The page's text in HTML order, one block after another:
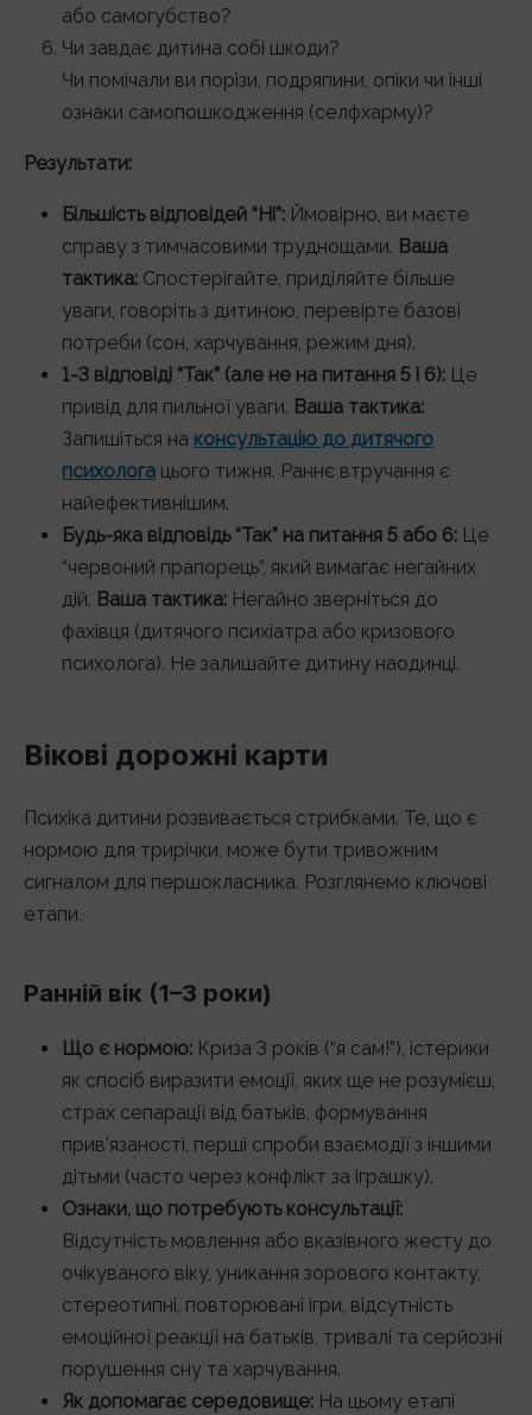
або самогубство?
Чи завдає дитина собі шкоди?
Чи помічали ви порізи, подряпини, опіки чи інші
ознаки самопошкодження (селфхарму)?
Результати:
Більшість відповідей “Ні”: Ймовірно, ви маєте
справу з тимчасовими труднощами. Ваша
тактика: Спостерігайте, приділяйте більше
уваги, говоріть з дитиною, перевірте базові
потреби (сон, харчування, режим дня).
1-3 відповіді “Так” (але не на питання 5 і 6): Це
привід для пильної уваги. Ваша тактика:
Запишіться на консультацію до дитячого
психолога цього тижня. Раннє втручання є
найефективнішим.
Будь-яка відповідь “Так” на питання 5 або 6: Це
“червоний прапорець”, який вимагає негайних
дій. Ваша тактика: Негайно зверніться до
фахівця (дитячого психіатра або кризового
психолога). Не залишайте дитину наодинці.
Вікові дорожні карти
Психіка дитини розвивається стрибками. Те, що є
нормою для трирічки, може бути тривожним
сигналом для першокласника. Розглянемо ключові
етапи.
Ранній вік (1–3 роки)
Що є нормою: Криза 3 років (“я сам!”), істерики
як спосіб виразити емоції, яких ще не розумієш,
страх сепарації від батьків, формування
прив’язаності, перші спроби взаємодії з іншими
дітьми (часто через конфлікт за іграшку).
Ознаки, що потребують консультації:
Відсутність мовлення або вказівного жесту до
очікуваного віку, уникання зорового контакту,
стереотипні, повторювані ігри, відсутність
емоційної реакції на батьків, тривалі та серйозні
порушення сну та харчування.
Як допомагає середовище: На цьому етапі